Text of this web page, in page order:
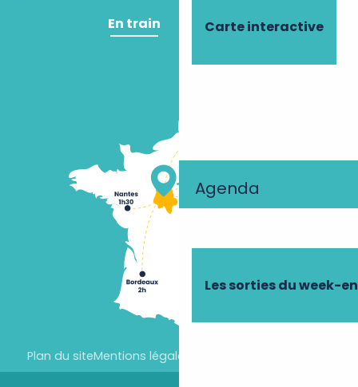
Carte interactive
Agenda
Les sorties du week-
En train En avion
Plan du siteMentions légales